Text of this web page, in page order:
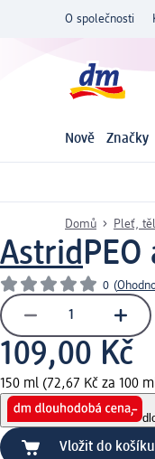
O společnosti
Nově Značky
Domů Pleť,
Astrid
0 (
109,00 Kč
150 ml (72,67 Kč za 100
Vložit do košíku